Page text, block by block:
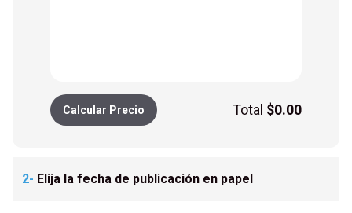
Calcular Precio Total $0.00
2- Elija la fecha de publicación en papel